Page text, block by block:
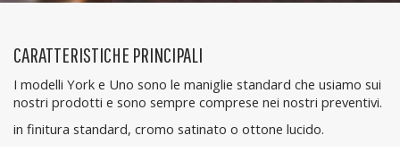
CARATTERISTICHE PRINCIPALI
I modelli York e Uno sono le maniglie standard che usiamo sui
nostri prodotti e sono sempre comprese nei nostri preventivi.
in finitura standard, cromo satinato o ottone lucido.